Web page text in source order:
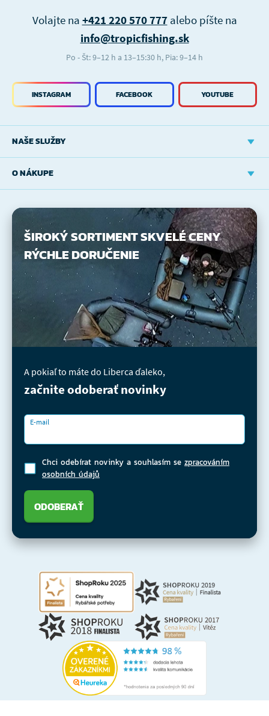
NAŠE SLUŽBY
O NÁKUPE
INSTAGRAM FACEBOOK YOUTUBE
Volajte na +421 220 570 777alebo píšte na
info@tropicfishing.sk
Po - Št: 9–12 h a 13–15:30 h, Pia: 9–14 h
ŠIROKÝ SORTIMENTSKVELÉ CENY
RÝCHLE DORUČENIE
A pokiaľ to máte do Liberca ďaleko,
začnite odoberať novinky
E-mail
Chci odebírat novinky a souhlasím se zpracováním
osobních údajů
ODOBERAŤ